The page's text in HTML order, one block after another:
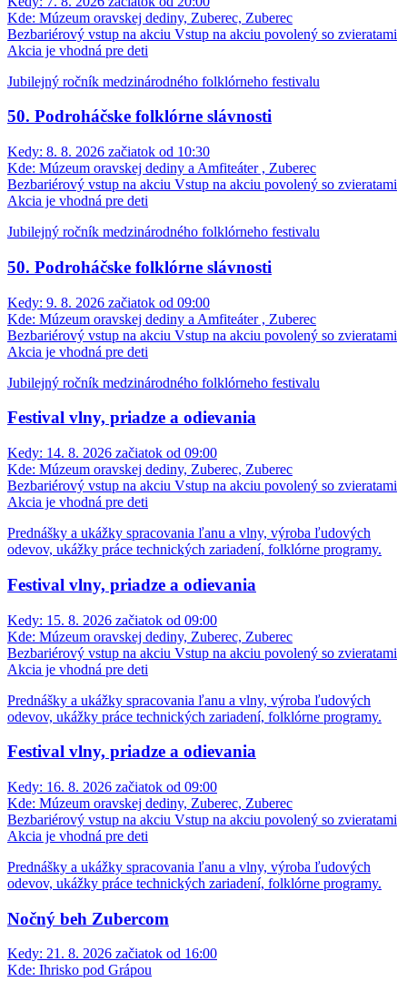
Kde: Múzeum oravskej dediny, Zuberec, Zuberec
Bezbariérový vstup na akciu Vstup na akciu povolený so zvieratami
Akcia je vhodná pre deti
Jubilejný ročník medzinárodného folklórneho festivalu
50. Podroháčske folklórne slávnosti
Kedy: 8. 8. 2026 začiatok od 10:30
Kde: Múzeum oravskej dediny a Amfiteáter , Zuberec
Bezbariérový vstup na akciu Vstup na akciu povolený so zvieratami
Akcia je vhodná pre deti
Jubilejný ročník medzinárodného folklórneho festivalu
50. Podroháčske folklórne slávnosti
Kedy: 9. 8. 2026 začiatok od 09:00
Kde: Múzeum oravskej dediny a Amfiteáter , Zuberec
Bezbariérový vstup na akciu Vstup na akciu povolený so zvieratami
Akcia je vhodná pre deti
Jubilejný ročník medzinárodného folklórneho festivalu
Festival vlny, priadze a odievania
Kedy: 14. 8. 2026 začiatok od 09:00
Kde: Múzeum oravskej dediny, Zuberec, Zuberec
Bezbariérový vstup na akciu Vstup na akciu povolený so zvieratami
Akcia je vhodná pre deti
Prednášky a ukážky spracovania ľanu a vlny, výroba ľudových
odevov, ukážky práce technických zariadení, folklórne programy.
Festival vlny, priadze a odievania
Kedy: 15. 8. 2026 začiatok od 09:00
Kde: Múzeum oravskej dediny, Zuberec, Zuberec
Bezbariérový vstup na akciu Vstup na akciu povolený so zvieratami
Akcia je vhodná pre deti
Prednášky a ukážky spracovania ľanu a vlny, výroba ľudových
odevov, ukážky práce technických zariadení, folklórne programy.
Festival vlny, priadze a odievania
Kedy: 16. 8. 2026 začiatok od 09:00
Kde: Múzeum oravskej dediny, Zuberec, Zuberec
Bezbariérový vstup na akciu Vstup na akciu povolený so zvieratami
Akcia je vhodná pre deti
Prednášky a ukážky spracovania ľanu a vlny, výroba ľudových
odevov, ukážky práce technických zariadení, folklórne programy.
Nočný beh Zubercom
Kedy: 21. 8. 2026 začiatok od 16:00
Kde: Ihrisko pod Grápou